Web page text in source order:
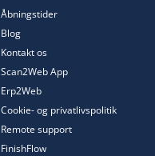
Åbningstider
Blog
Kontakt os
Scan2Web App
Erp2Web
Cookie- og privatlivspolitik
Remote support
FinishFlow